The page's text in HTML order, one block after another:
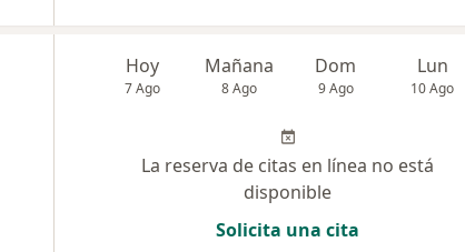
Hoy
7 Ago
Mañana
8 Ago
Dom
9 Ago
Lun
10 Ago
La reserva de citas en línea no está
disponible
Solicita una cita